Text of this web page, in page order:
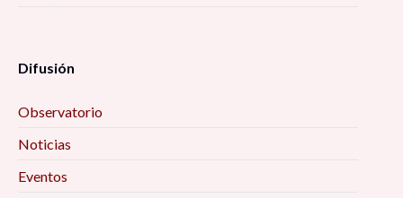
Difusión
Observatorio
Noticias
Eventos